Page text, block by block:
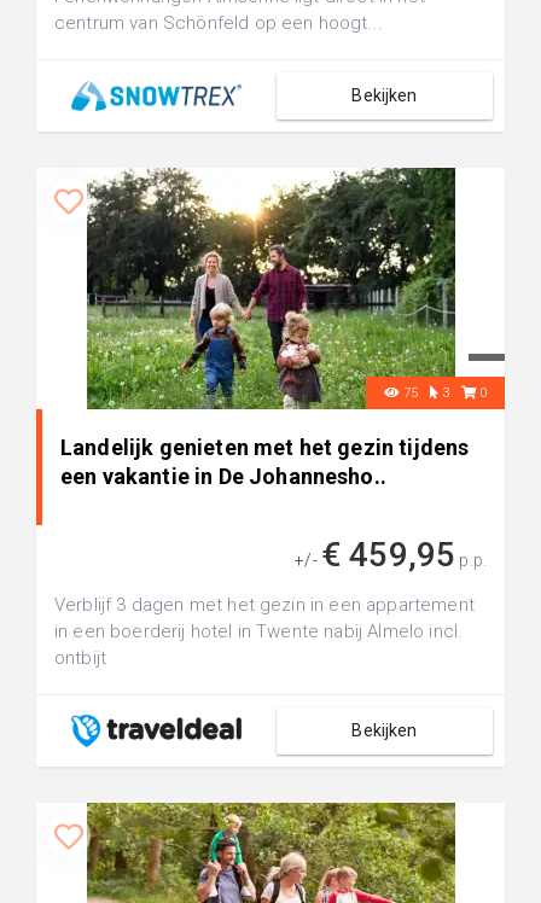
centrum van Schönfeld op een hoogt...
Bekijken
75 3 0
Landelijk genieten met het gezin tijdens
een vakantie in De Johannesho..
+/- € 459,95 p.p.
Verblijf 3 dagen met het gezin in een appartement
in een boerderij hotel in Twente nabij Almelo incl.
ontbijt
Bekijken